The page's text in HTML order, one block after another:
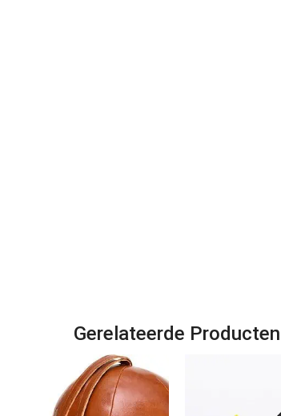
Gerelateerde Producten